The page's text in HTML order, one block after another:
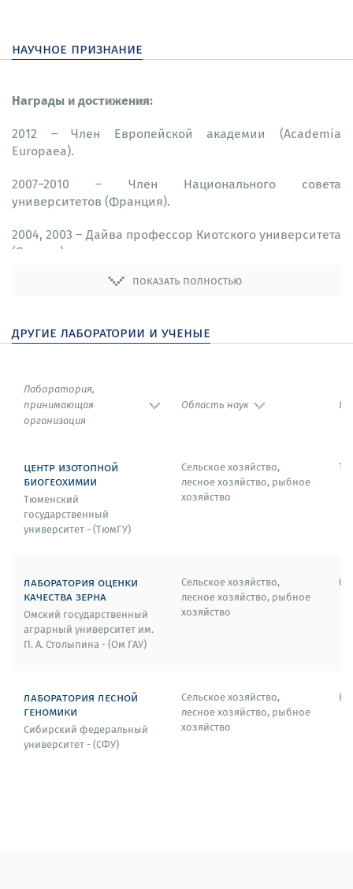
научное признание
Награды и достижения:
2012 – Член Европейской академии (Academia
Europaea).
2007–2010 – Член Национального совета
университетов (Франция).
2004, 2003 – Дайва профессор Киотского университета
(Япония).
2002 – Меркатор профессор Мюнхенского
показать полностью
другие лаборатории и ученые
Лаборатория,
принимающая
организация
Область наук
центр изотопной
биогеохимии
Тюменский
государственный
университет - (ТюмГУ)
Сельское хозяйство,
лесное хозяйство, рыбное
хозяйство
лаборатория оценки
качества зерна
Омский государственный
аграрный университет им.
П. А. Столыпина - (Ом ГАУ)
Сельское хозяйство,
лесное хозяйство, рыбное
хозяйство
лаборатория лесной
геномики
Сибирский федеральный
университет - (СФУ)
Сельское хозяйство,
лесное хозяйство, рыбное
хозяйство